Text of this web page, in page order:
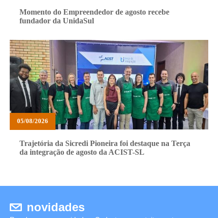
Momento do Empreendedor de agosto recebe
fundador da UnidaSul
05/08/2026
Trajetória da Sicredi Pioneira foi destaque na Terça
da integração de agosto da ACIST-SL
novidades